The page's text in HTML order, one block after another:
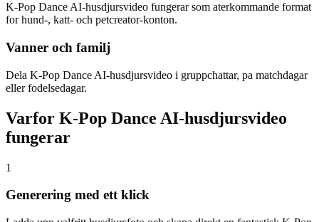
K-Pop Dance AI-husdjursvideo fungerar som aterkommande format
for hund-, katt- och petcreator-konton.
Vanner och familj
Dela K-Pop Dance AI-husdjursvideo i gruppchattar, pa matchdagar
eller fodelsedagar.
Varfor K-Pop Dance AI-husdjursvideo
fungerar
1
Generering med ett klick